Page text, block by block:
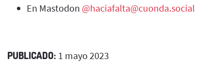
En Mastodon @haciafalta@cuonda.social
PUBLICADO: 1 mayo 2023